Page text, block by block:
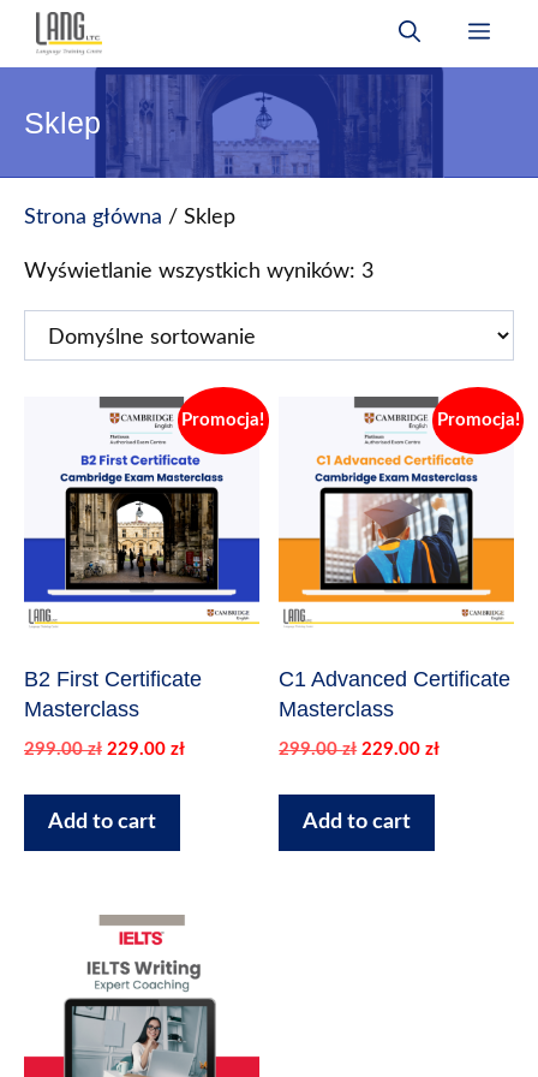
Przejdź
Sklep
Strona główna / Sklep
Wyświetlanie wszystkich wyników: 3
Promocja!
B2 First Certificate
Masterclass
299.00zł Pierwotna
299.00 zł.
229.00 złAktualna
Add to cart
Promocja!
C1 Advanced Certificate
Masterclass
299.00zł Pierwotna
299.00 zł.
229.00złAktualna
Add to cart